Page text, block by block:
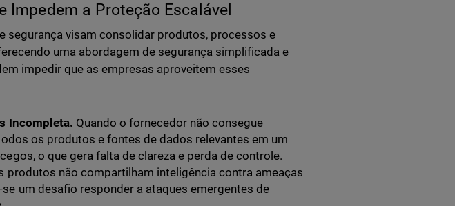
Impedem a Proteção Escalável
visam consolidar produtos, processos e
uma abordagem de segurança simplificada e
impedir que as empresas aproveitem esses
Incompleta. Quando o fornecedor não consegue
os produtos e fontes de dados relevantes em um
o que gera falta de clareza e perda de controle.
produtos não compartilham inteligência contra ameaças
um desafio responder a ataques emergentes de